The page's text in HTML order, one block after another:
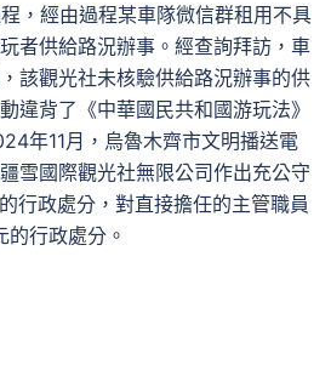
，經由過程某車隊微信群租用不具
者供給路況辦事。經查詢拜訪，車
該觀光社未核驗供給路況辦事的供
違背了《中華國民共和國游玩法》
年11月，烏魯木齊市文明播送電
雪國際觀光社無限公司作出充公守
行政處分，對直接擔任的主管職員
行政處分。